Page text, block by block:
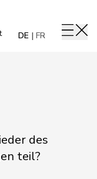
DE FR
des
teil?